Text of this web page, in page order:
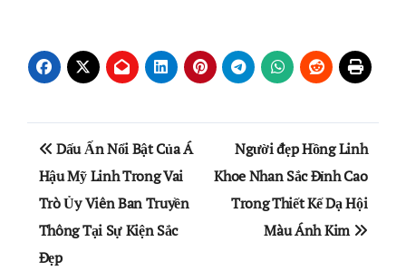
Điều
hướng
bài
viết
Dấu Ấn Nổi Bật Của Á
Hậu Mỹ Linh Trong Vai
Trò Ủy Viên Ban Truyền
Thông Tại Sự Kiện Sắc
Đẹp
Người đẹp Hồng Linh
Khoe Nhan Sắc Đỉnh Cao
Trong Thiết Kế Dạ Hội
Màu Ánh Kim